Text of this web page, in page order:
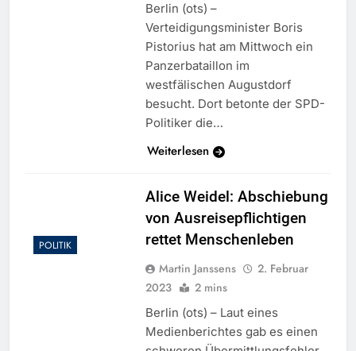
Berlin (ots) –
Verteidigungsminister Boris
Pistorius hat am Mittwoch ein
Panzerbataillon im
westfälischen Augustdorf
besucht. Dort betonte der SPD-
Politiker die…
Weiterlesen
POLITIK
Alice Weidel: Abschiebung
von Ausreisepflichtigen
rettet Menschenleben
Martin Janssens
2. Februar
2023
2 mins
Berlin (ots) – Laut eines
Medienberichtes gab es einen